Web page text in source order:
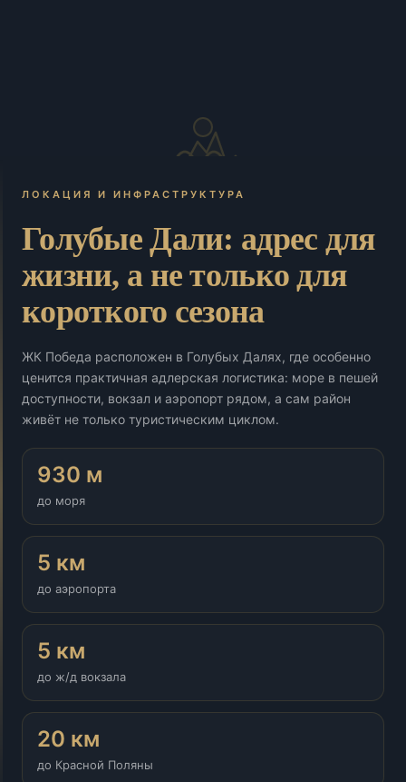
ЛОКАЦИЯ И ИНФРАСТРУКТУРА
Голубые Дали: адрес для
жизни, а не только для
короткого сезона
ЖК Победа расположен в Голубых Далях, где особенно
ценится практичная адлерская логистика: море в пешей
доступности, вокзал и аэропорт рядом, а сам район
живёт не только туристическим циклом.
930 м
до моря
5 км
до аэропорта
5 км
до ж/д вокзала
20 км
до Красной Поляны